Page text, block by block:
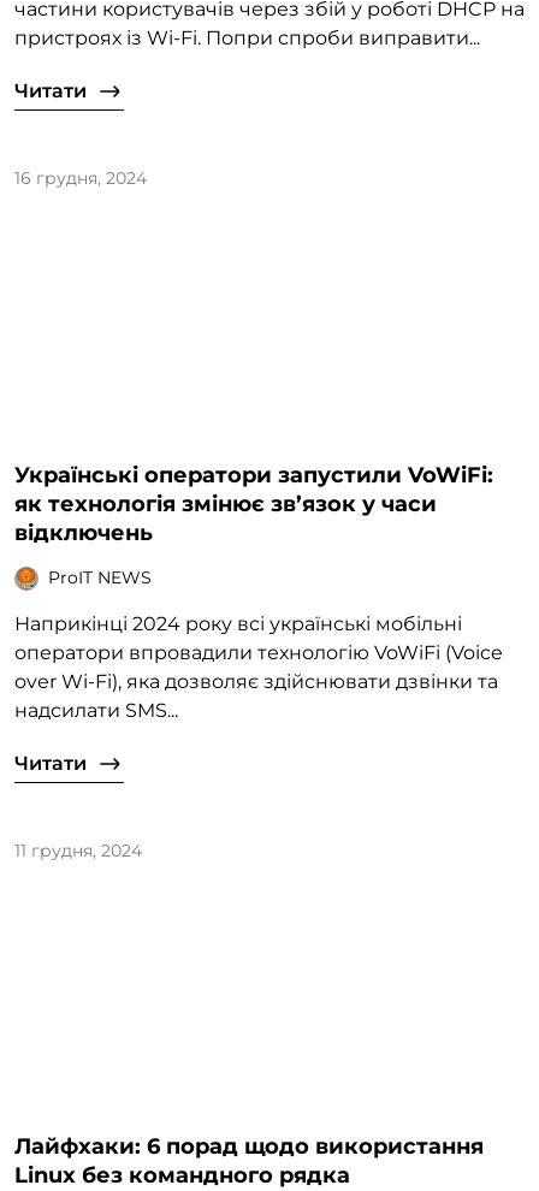
частини користувачів через збій у роботі DHCP на
пристроях із Wi-Fi. Попри спроби виправити...
Читати
16 грудня, 2024
Українські оператори запустили VoWiFi:
як технологія змінює зв’язок у часи
відключень
ProIT NEWS
Наприкінці 2024 року всі українські мобільні
оператори впровадили технологію VoWiFi (Voice
over Wi-Fi), яка дозволяє здійснювати дзвінки та
надсилати SMS...
Читати
11 грудня, 2024
Лайфхаки: 6 порад щодо використання
Linux без командного рядка